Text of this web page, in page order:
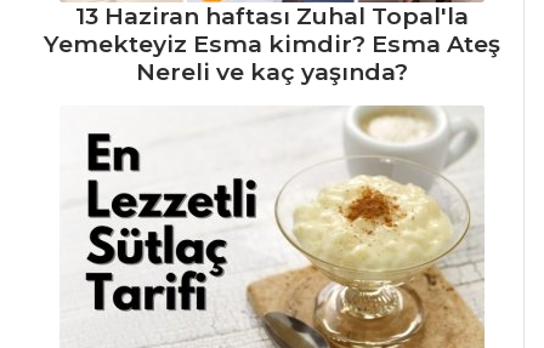
MASTERCHEF
Şefler'den tam
De Leche Donut
tarifi
Tüm püf
notalarıyla kabak
çiçeği dolması
tarifi
Van murtağa
13 Haziran haftası Zuhal Topal'la
Yemekteyiz Esma kimdir? Esma Ateş
Nereli ve kaç yaşında?